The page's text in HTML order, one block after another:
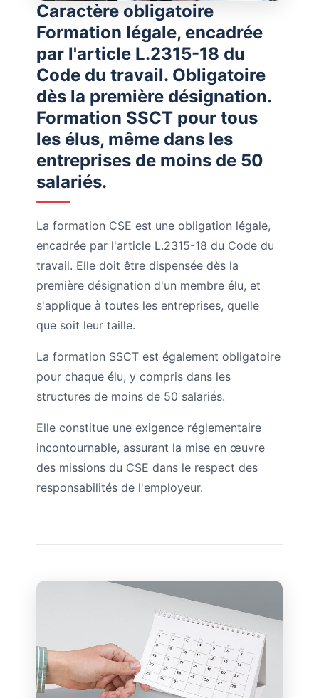
Caractère obligatoire
Formation légale, encadrée
par l'article L.2315-18 du
Code du travail. Obligatoire
dès la première désignation.
Formation SSCT pour tous
les élus, même dans les
entreprises de moins de 50
salariés.
La formation CSE est une obligation légale,
encadrée par l'article L.2315-18 du Code du
travail. Elle doit être dispensée dès la
première désignation d'un membre élu, et
s'applique à toutes les entreprises, quelle
que soit leur taille.
La formation SSCT est également obligatoire
pour chaque élu, y compris dans les
structures de moins de 50 salariés.
Elle constitue une exigence réglementaire
incontournable, assurant la mise en œuvre
des missions du CSE dans le respect des
responsabilités de l'employeur.